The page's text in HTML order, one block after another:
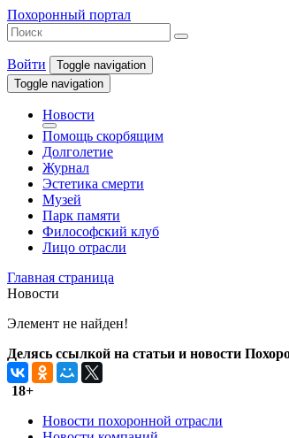
Похоронный портал
Войти
Toggle navigation
Toggle navigation
Новости
Помощь скорбящим
Долголетие
Журнал
Эстетика смерти
Музей
Парк памяти
Философский клуб
Лицо отрасли
Главная страница
Новости
Элемент не найден!
Делясь ссылкой на статьи и новости
18+
Новости похоронной отрасли